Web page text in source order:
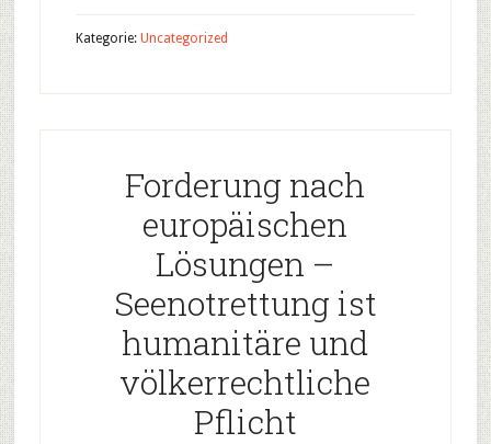
Kategorie: Uncategorized
Forderung nach
europäischen
Lösungen –
Seenotrettung ist
humanitäre und
völkerrechtliche
Pflicht